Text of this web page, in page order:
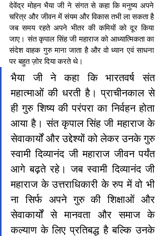
देवेंद्र मोहन भैया जी ने संगत से कहा कि मनुष्य अपने
चरित्र और जीवन में संयम और विकास तभी ला सकता है
जब समय रहते अपने भीतर की कमियों को दूर किया
जाए। संत कृपाल सिंह जी महाराज को आध्यात्मिकता का
संदेश वाहक गुरु माना जाता है और वो ध्यान एवं साधना
पर बहुत ज़ोर दिया करते थे।
भैया जी ने कहा कि भारतवर्ष संत
महात्माओं की धरती है। प्राचीनकाल से
ही गुरु शिष्य की परंपरा का निर्वहन होता
आया है। संत कृपाल सिंह जी महाराज के
सेवाकार्यों और उद्देश्यों को लेकर उनके गुरु
स्वामी दिव्यानंद जी महाराज जीवन पर्यंत
आगे बढ़ते रहे। जब स्वामी दिव्यानंद जी
महाराज के उत्तराधिकारी के रुप में वो भी
ना सिर्फ अपने गुरु की शिक्षाओं और
सेवाकार्यों से मानवता और समाज के
कल्याण के लिए प्रतिबद्ध है बल्कि उनके